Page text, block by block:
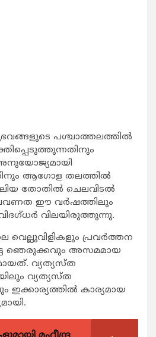
പശ്ചാത്തലത്തില്‍
ആഗോള തലത്തില്‍
തോതില്‍ ചെലവിടല്‍
ഈ വര്‍ഷത്തിലും
വിലയിരുത്തുന്നു.
വെല്ലുവിളികളും പ്രവര്‍ത്തന
ഞെരുക്കവും അസമമായ
വ്യത്യസ്ത
വ്യത്യസ്ത
ഇക്കാര്യത്തില്‍ കാര്യമായ